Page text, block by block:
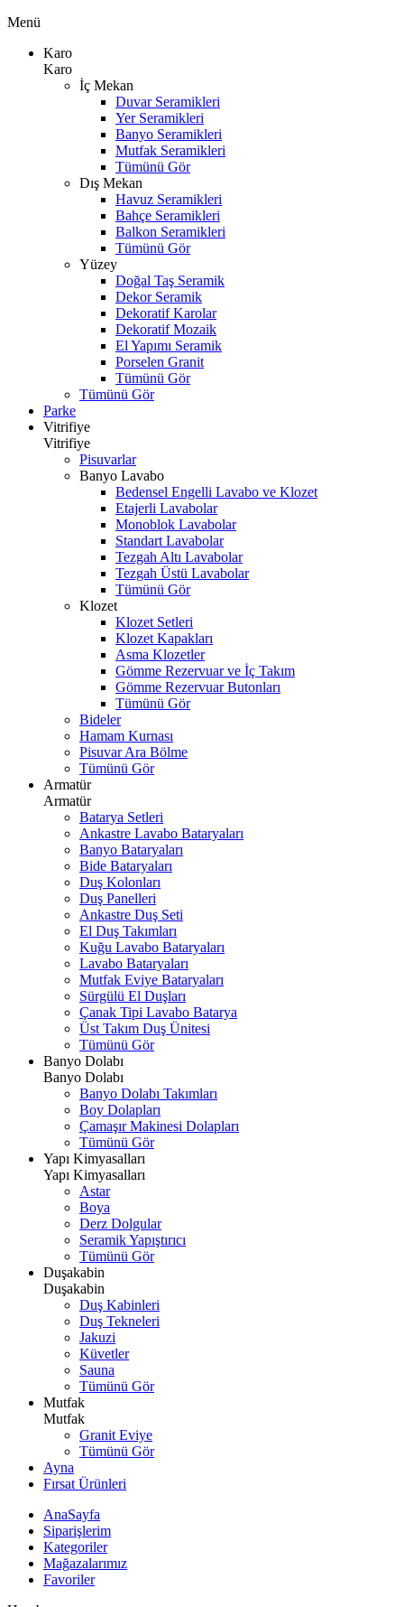
Menü
Karo
Karo
İç Mekan
Duvar Seramikleri
Yer Seramikleri
Banyo Seramikleri
Mutfak Seramikleri
Tümünü Gör
Dış Mekan
Havuz Seramikleri
Bahçe Seramikleri
Balkon Seramikleri
Tümünü Gör
Yüzey
Doğal Taş Seramik
Dekor Seramik
Dekoratif Karolar
Dekoratif Mozaik
El Yapımı Seramik
Porselen Granit
Tümünü Gör
Tümünü Gör
Parke
Vitrifiye
Vitrifiye
Pisuvarlar
Banyo Lavabo
Bedensel Engelli Lavabo ve Klozet
Etajerli Lavabolar
Monoblok Lavabolar
Standart Lavabolar
Tezgah Altı Lavabolar
Tezgah Üstü Lavabolar
Tümünü Gör
Klozet
Klozet Setleri
Klozet Kapakları
Asma Klozetler
Gömme Rezervuar ve İç Takım
Gömme Rezervuar Butonları
Tümünü Gör
Bideler
Hamam Kurnası
Pisuvar Ara Bölme
Tümünü Gör
Armatür
Armatür
Batarya Setleri
Ankastre Lavabo Bataryaları
Banyo Bataryaları
Bide Bataryaları
Duş Kolonları
Duş Panelleri
Ankastre Duş Seti
El Duş Takımları
Kuğu Lavabo Bataryaları
Lavabo Bataryaları
Mutfak Eviye Bataryaları
Sürgülü El Duşları
Çanak Tipi Lavabo Batarya
Üst Takım Duş Ünitesi
Tümünü Gör
Banyo Dolabı
Banyo Dolabı
Banyo Dolabı Takımları
Boy Dolapları
Çamaşır Makinesi Dolapları
Tümünü Gör
Yapı Kimyasalları
Yapı Kimyasalları
Astar
Boya
Derz Dolgular
Seramik Yapıştırıcı
Tümünü Gör
Duşakabin
Duşakabin
Duş Kabinleri
Duş Tekneleri
Jakuzi
Küvetler
Sauna
Tümünü Gör
Mutfak
Mutfak
Granit Eviye
Tümünü Gör
Ayna
Fırsat Ürünleri
AnaSayfa
Siparişlerim
Kategoriler
Mağazalarımız
Favoriler